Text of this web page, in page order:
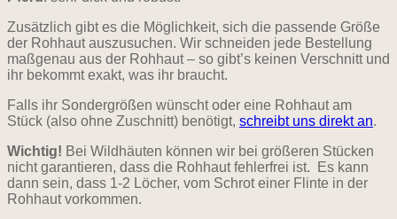
Zusätzlich gibt es die Möglichkeit, sich die passende Größe
der Rohhaut auszusuchen. Wir schneiden jede Bestellung
maßgenau aus der Rohhaut – so gibt’s keinen Verschnitt und
ihr bekommt exakt, was ihr braucht.
Falls ihr Sondergrößen wünscht oder eine Rohhaut am
Stück (also ohne Zuschnitt) benötigt, schreibt uns direkt an.
Wichtig! Bei Wildhäuten können wir bei größeren Stücken
nicht garantieren, dass die Rohhaut fehlerfrei ist. Es kann
dann sein, dass 1-2 Löcher, vom Schrot einer Flinte in der
Rohhaut vorkommen.